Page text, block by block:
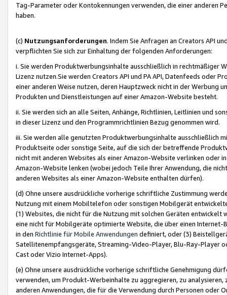
Tag-Parameter oder Kontokennungen verwenden, die einer anderen
haben.
(c) Nutzungsanforderungen. Indem Sie Anfragen an Creators API
verpflichten Sie sich zur Einhaltung der folgenden Anforderungen:
i. Sie werden Produktwerbungsinhalte ausschließlich in rechtmäßiger
Lizenz nutzen.Sie werden Creators API und PA API, Datenfeeds oder
einer anderen Weise nutzen, deren Hauptzweck nicht in der Werbung
Produkten und Dienstleistungen auf einer Amazon-Website besteht.
ii. Sie werden sich an alle Seiten, Anhänge, Richtlinien, Leitlinien und
in dieser Lizenz und den Programmrichtlinien Bezug genommen wird.
iii. Sie werden alle genutzten Produktwerbungsinhalte ausschließlich
Produktseite oder sonstige Seite, auf die sich der betreffende
nicht mit anderen Websites als einer Amazon-Website verlinken oder
Amazon-Website lenken (wobei jedoch Teile Ihrer Anwendung, die
anderen Websites als einer Amazon-Website enthalten dürfen).
(d) Ohne unsere ausdrückliche vorherige schriftliche Zustimmung
Nutzung mit einem Mobiltelefon oder sonstigen Mobilgerät
(1) Websites, die nicht für die Nutzung mit solchen Geräten
eine nicht für Mobilgeräte optimierte Website, die über einen
in den Richtlinie für Mobile Anwendungen definiert, oder (3)
Satellitenempfangsgeräte, Streaming-Video-Player, Blu-Ray-Player
Cast oder Vizio Internet-Apps).
(e) Ohne unsere ausdrückliche vorherige schriftliche Genehmigung
verwenden, um Produkt-Werbeinhalte zu aggregieren, zu
anderen Anwendungen, die für die Verwendung durch Personen